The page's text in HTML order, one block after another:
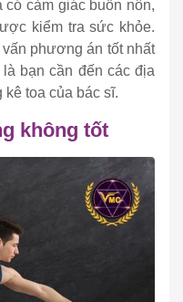
có cảm giác buồn nôn,
kiểm tra sức khỏe.
phương án tốt nhất
bạn cần đến các địa
kê toa của bác sĩ.
không tốt